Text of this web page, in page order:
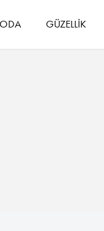
GÜZELLİK